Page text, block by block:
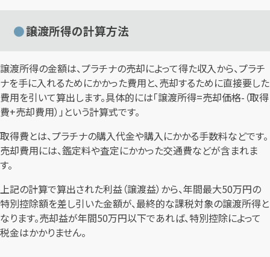
譲渡所得の計算方法
譲渡所得の金額は、プラチナの売却によって得た収入から、プラチ
ナを手に入れるためにかかった費用と、売却するために直接要した
費用を引いて算出します。具体的には「譲渡所得=売却価格-（取得
費+売却費用）」という計算式です。
取得費とは、プラチナの購入代金や購入にかかる手数料などです。
売却費用には、鑑定料や査定にかかった交通費などが含まれま
す。
上記の計算で算出された利益（譲渡益）から、年間最大50万円の
特別控除額を差し引いた金額が、最終的な課税対象の譲渡所得と
なります。売却益が年間50万円以下であれば、特別控除によって
税金はかかりません。